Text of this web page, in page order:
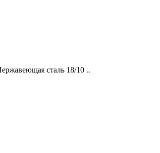
сталь 18/10 ..